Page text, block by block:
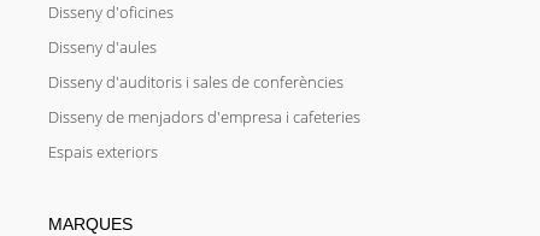
Disseny d'oficines
Disseny d'aules
Disseny d'auditoris i sales de conferències
Disseny de menjadors d'empresa i cafeteries
Espais exteriors
MARQUES